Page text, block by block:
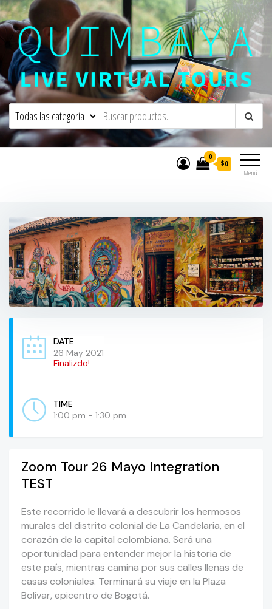
Quimbaya Virtual ToursLive Interactive Virtual Tours and
Menú
0
$0
DATE
26 May 2021
Finalizdo!
TIME
1:00 pm - 1:30 pm
Zoom Tour 26 Mayo Integration
TEST
Este recorrido le llevará a descubrir los hermosos
murales del distrito colonial de La Candelaria, en el
corazón de la capital colombiana. Será una
oportunidad para entender mejor la historia de
este país, mientras camina por sus calles llenas de
casas coloniales. Terminará su viaje en la Plaza
Bolívar, epicentro de Bogotá.